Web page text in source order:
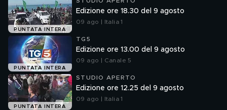
PUNTATA INTERA
Edizione ore 18.30 del 9 agosto
09 ago | Italia 1
PUNTATA INTERA
TG5
Edizione ore 13.00 del 9 agosto
09 ago | Canale 5
PUNTATA INTERA
STUDIO APERTO
Edizione ore 12.25 del 9 agosto
09 ago | Italia 1